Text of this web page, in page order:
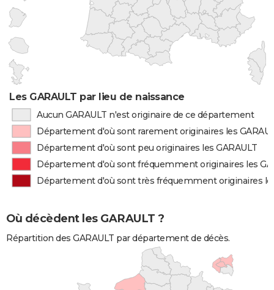
Les GARAULT par lieu de naissance
Aucun GARAULT n'est originaire de ce département
Département d'où sont rarement originaires les
Département d'où sont peu originaires les GARAULT
Département d'où sont fréquemment originaires les
Département d'où sont très fréquemment originaires
Où décèdent les GARAULT ?
Répartition des GARAULT par département de décès.